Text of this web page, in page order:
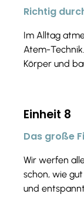
Richtig
Im Alltag
Atem-
Körper und
Einheit 8
Das große
Wir werfen
schon, wie
und